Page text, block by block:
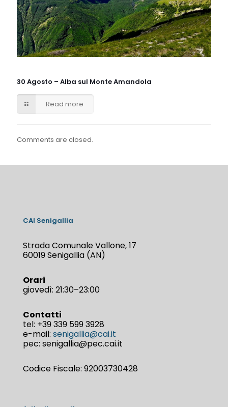
30 Agosto – Alba sul Monte Amandola
Read more
Comments are closed.
CAI Senigallia
Strada Comunale Vallone, 17
60019 Senigallia (AN)
Orari
giovedì: 21:30–23:00
Contatti
tel: +39 339 599 3928
e-mail: senigallia@cai.it
pec: senigallia@pec.cai.it
Codice Fiscale: 92003730428